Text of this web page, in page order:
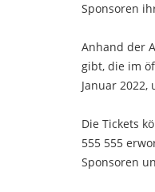
Sponsoren
Anhand der
gibt, die im
Januar 2022,
Die Tickets
555 555
Sponsoren